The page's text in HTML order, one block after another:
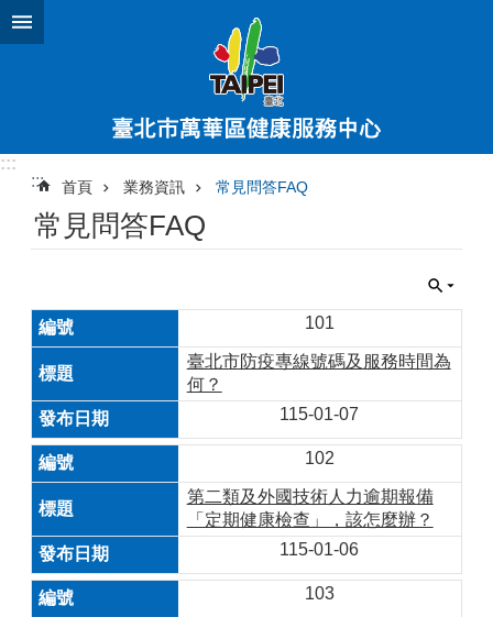
跳到主要內容區塊
:::
:::
首頁 業務資訊 常見問答FAQ
常見問答FAQ
101
臺北市防疫專線號碼及服務時間為
何？
115-01-07
102
第二類及外國技術人力逾期報備
「定期健康檢查」，該怎麼辦？
115-01-06
103